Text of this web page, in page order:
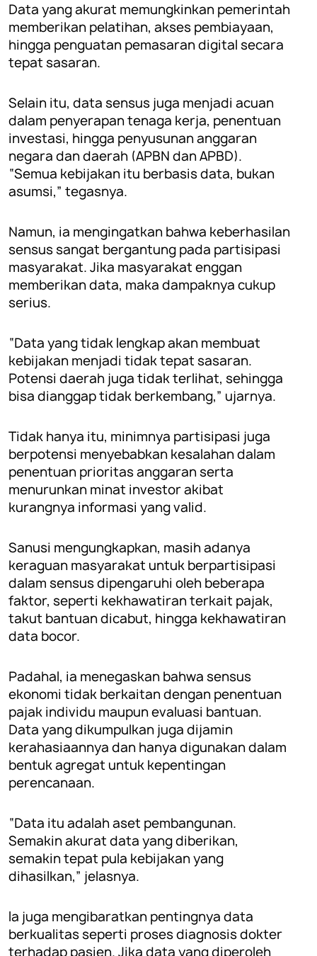
Data yang akurat memungkinkan pemerintah
memberikan pelatihan, akses pembiayaan,
hingga penguatan pemasaran digital secara
tepat sasaran.
Selain itu, data sensus juga menjadi acuan
dalam penyerapan tenaga kerja, penentuan
investasi, hingga penyusunan anggaran
negara dan daerah (APBN dan APBD).
“Semua kebijakan itu berbasis data, bukan
asumsi,” tegasnya.
Namun, ia mengingatkan bahwa keberhasilan
sensus sangat bergantung pada partisipasi
masyarakat. Jika masyarakat enggan
memberikan data, maka dampaknya cukup
serius.
“Data yang tidak lengkap akan membuat
kebijakan menjadi tidak tepat sasaran.
Potensi daerah juga tidak terlihat, sehingga
bisa dianggap tidak berkembang,” ujarnya.
Tidak hanya itu, minimnya partisipasi juga
berpotensi menyebabkan kesalahan dalam
penentuan prioritas anggaran serta
menurunkan minat investor akibat
kurangnya informasi yang valid.
Sanusi mengungkapkan, masih adanya
keraguan masyarakat untuk berpartisipasi
dalam sensus dipengaruhi oleh beberapa
faktor, seperti kekhawatiran terkait pajak,
takut bantuan dicabut, hingga kekhawatiran
data bocor.
Padahal, ia menegaskan bahwa sensus
ekonomi tidak berkaitan dengan penentuan
pajak individu maupun evaluasi bantuan.
Data yang dikumpulkan juga dijamin
kerahasiaannya dan hanya digunakan dalam
bentuk agregat untuk kepentingan
perencanaan.
“Data itu adalah aset pembangunan.
Semakin akurat data yang diberikan,
semakin tepat pula kebijakan yang
dihasilkan,” jelasnya.
Ia juga mengibaratkan pentingnya data
berkualitas seperti proses diagnosis dokter
terhadap pasien. Jika data yang diperoleh